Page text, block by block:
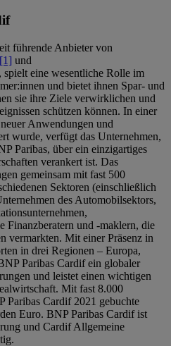
führende Anbieter von
[1] und
, spielt eine wesentliche Rolle im
und bietet ihnen Spar- und
sie ihre Ziele verwirklichen und
schützen können. In einer
Anwendungen und
wurde, verfügt das Unternehmen,
Paribas, über ein einzigartiges
verankert ist. Das
gemeinsam mit fast 500
Sektoren (einschließlich
des Automobilsektors,
Finanzberatern und -maklern, die
vermarkten. Mit einer Präsenz in
in drei Regionen – Europa,
Paribas Cardif ein globaler
und leistet einen wichtigen
Mit fast 8.000
Paribas Cardif 2021 gebuchte
Euro. BNP Paribas Cardif ist
und Cardif Allgemeine